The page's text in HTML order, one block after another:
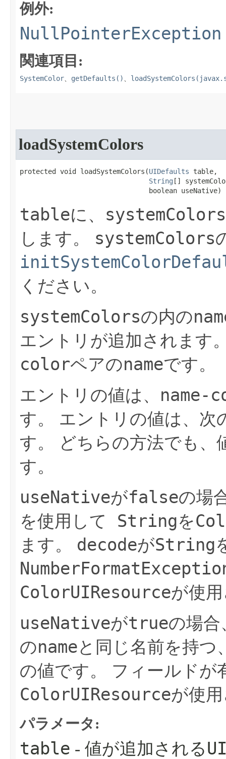
例外:
NullPointerException
関連項目:
SystemColor、 getDefaults() 、
loadSystemColors
protected void loadSystemColors​(UIDefaults table,
String []
                                boolean useNative)
tableに、 systemColors
します。 systemColors
ください。
systemColorsの内の
エントリが追加されます
colorペアのnameです。
エントリの値は、 name-
す。
エントリの値は、次
す。
どちらの方法でも、
す。
useNativeがfalseの場
を使用して
Stringを
ます。 decodeがString
ColorUIResourceが使
useNativeがtrueの場合
のnameと同じ名前を持つ
の値です。
フィールドが
ColorUIResourceが使
パラメータ:
table - 値が追加される